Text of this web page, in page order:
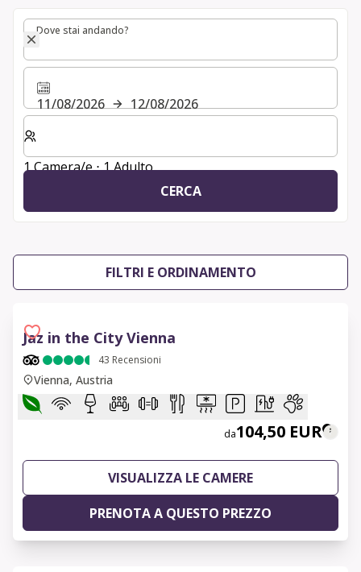
Dove stai andando?
Dove stai andando?
11/08/2026
12/08/2026
Selezionare il numero di camere e di ospiti per il
1 Camera/e ⋅ 1 Adulto
CERCA
FILTRI E ORDINAMENTO
Jaz in the City Vienna
43 Recensioni
Vienna, Austria
da104,50 EUR
VISUALIZZA LE CAMERE
PRENOTA A QUESTO PREZZO